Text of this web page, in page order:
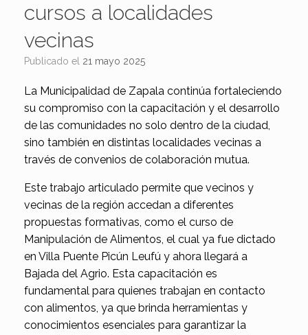
cursos a localidades
vecinas
Publicado el 21 mayo 2025
La Municipalidad de Zapala continúa fortaleciendo
su compromiso con la capacitación y el desarrollo
de las comunidades no solo dentro de la ciudad,
sino también en distintas localidades vecinas a
través de convenios de colaboración mutua.
Este trabajo articulado permite que vecinos y
vecinas de la región accedan a diferentes
propuestas formativas, como el curso de
Manipulación de Alimentos, el cual ya fue dictado
en Villa Puente Picún Leufú y ahora llegará a
Bajada del Agrio. Esta capacitación es
fundamental para quienes trabajan en contacto
con alimentos, ya que brinda herramientas y
conocimientos esenciales para garantizar la